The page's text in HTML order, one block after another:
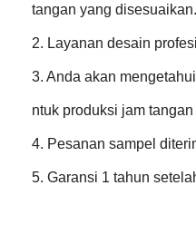
tangan yang disesuaikan.
2. Layanan desain
3. Anda akan
ntuk produksi jam tangan
4. Pesanan sampel
5. Garansi 1 tahun